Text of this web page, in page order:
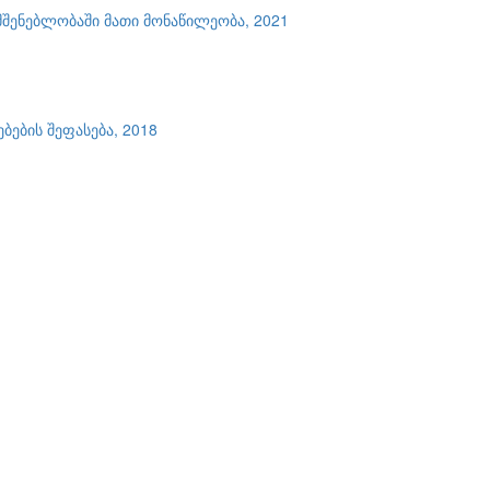
მათი მონაწილეობა, 2021
შეფასება, 2018